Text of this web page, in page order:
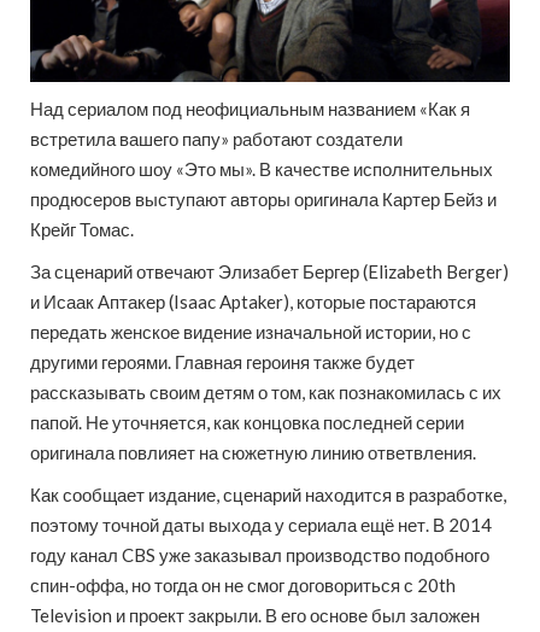
Над сериалом под неофициальным названием «Как я
встретила вашего папу» работают создатели
комедийного шоу «Это мы». В качестве исполнительных
продюсеров выступают авторы оригинала Картер Бейз и
Крейг Томас.
За сценарий отвечают Элизабет Бергер (Elizabeth Berger)
и Исаак Аптакер (Isaac Aptaker), которые постараются
передать женское видение изначальной истории, но с
другими героями. Главная героиня также будет
рассказывать своим детям о том, как познакомилась с их
папой. Не уточняется, как концовка последней серии
оригинала повлияет на сюжетную линию ответвления.
Как сообщает издание, сценарий находится в разработке,
поэтому точной даты выхода у сериала ещё нет. В 2014
году канал CBS уже заказывал производство подобного
спин-оффа, но тогда он не смог договориться с 20th
Television и проект закрыли. В его основе был заложен